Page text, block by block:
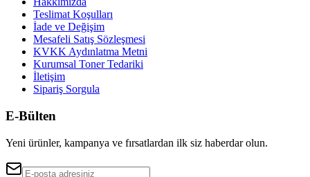
Teslimat Koşulları
İade ve Değişim
Mesafeli Satış Sözleşmesi
KVKK Aydınlatma Metni
Kurumsal Toner Tedariki
İletişim
Sipariş Sorgula
E-Bülten
Yeni ürünler, kampanya ve fırsatlardan ilk siz haberdar olun.